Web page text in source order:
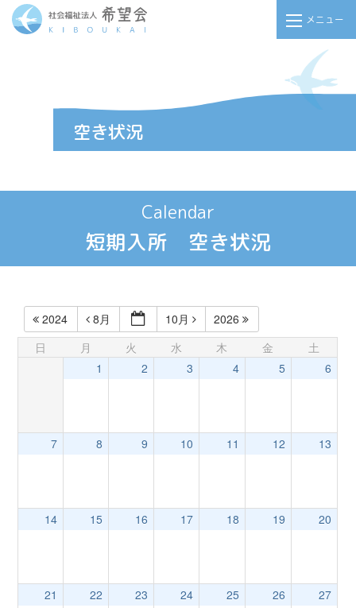
メニュー
Calendar
短期入所 空き状況
2024 8月 10月
2026
日
月 火 水 木 金
土
1
2 3 4 5 6
7 8 9 10 11 12 13
14 15 16 17 18 19 20
21 22 23 24 25 26 27